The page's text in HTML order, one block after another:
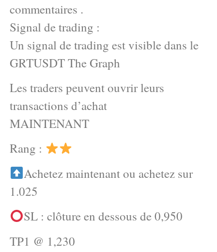
commentaires .
Signal de trading :
Un signal de trading est visible dans le
GRTUSDT The Graph
Les traders peuvent ouvrir leurs
transactions d’achat
MAINTENANT
Rang :
Achetez maintenant ou achetez sur
1.025
SL : clôture en dessous de 0,950
TP1 @ 1,230